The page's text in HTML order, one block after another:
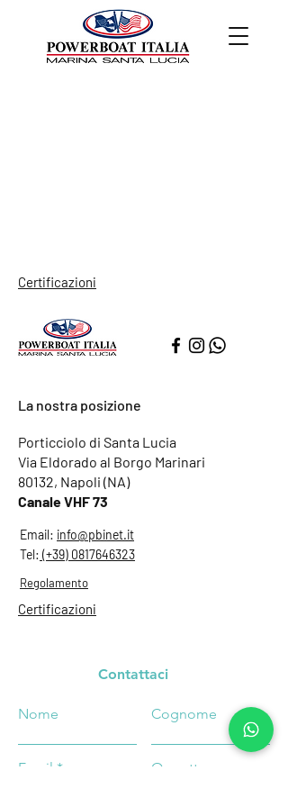
Certificazioni
La nostra posizione
Porticciolo di Santa Lucia
Via Eldorado al Borgo Marinari
80132, Napoli (NA)
Canale VHF 73
Email: info@pbinet.it
Tel: (+39) 0817646323
Regolamento
Certificazioni
Contattaci
Nome Cognome
Email Oggetto